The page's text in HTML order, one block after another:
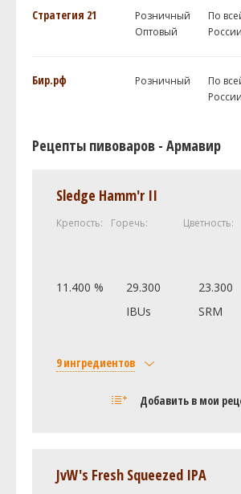
Стратегия 21
Розничный
Оптовый
По
России
Бир.рф Розничный
По
России
Рецепты пивоваров - Армавир
Добавить в мои
Sledge Hamm'r II
Крепость: Горечь: Цветность:
11.400 %
29.300
IBUs
23.300
SRM
9 ингредиентов
Castle Malting Pale Ale
Weyermann Карамюнх I
JvW's Fresh Squeezed IPA